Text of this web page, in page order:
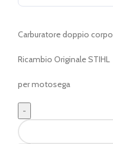
Carburatore doppio corpo
Ricambio Originale STIHL
per motosega
Carburatore
originale